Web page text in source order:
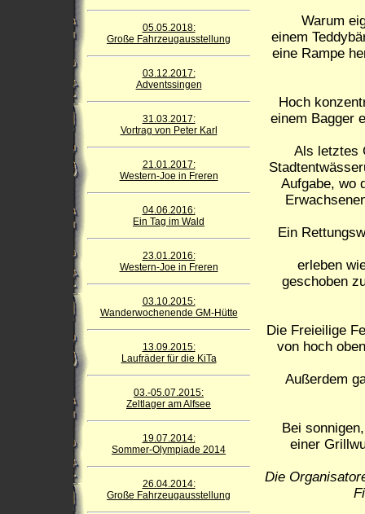
05.05.2018:
Große Fahrzeugausstellung
03.12.2017:
Adventssingen
31.03.2017:
Vortrag von Peter Karl
21.01.2017:
Western-Joe in Freren
04.06.2016:
Ein Tag im Wald
23.01.2016:
Western-Joe in Freren
03.10.2015:
Wanderwochenende GM-Hütte
13.09.2015:
Laufräder für die KiTa
03.-05.07.2015:
Zeltlager am Alfsee
19.07.2014:
Sommer-Olympiade 2014
26.04.2014:
Große Fahrzeugausstellung
Warum
einem
eine Rampe
Hoch
einem Bagger
Als letztes
Aufgabe, wo
Ein
erleben
geschoben
Die Freieilige
von hoch
Außerdem
Bei
einer
Die